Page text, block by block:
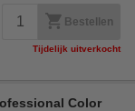
Bestellen
Tijdelijk uitverkocht
Color